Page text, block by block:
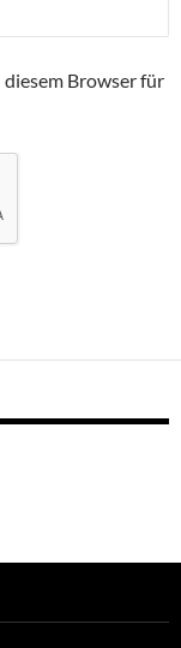
Browser für